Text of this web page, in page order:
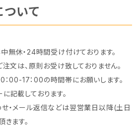
いて
無休・24時間受け付けております。
文は、原則お受け致しておりません。
00-17：00の時間帯にお願いします。
記載しております。
・メール返信などは翌営業日以降(土日
ます。